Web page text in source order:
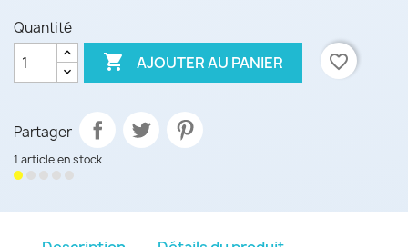
Quantité
 AJOUTER AU PANIER favorite_border
Partager
1 article en stock